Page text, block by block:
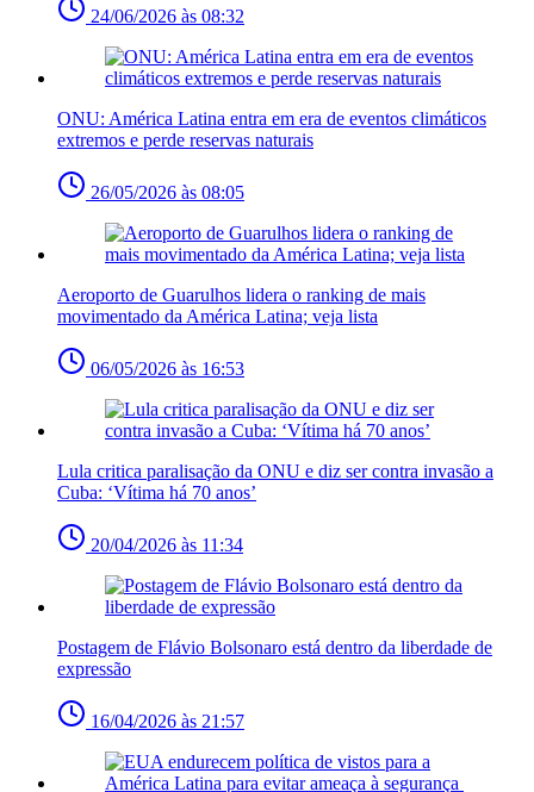
24/06/2026 às 08:32
ONU: América Latina entra em era de eventos climáticos
extremos e perde reservas naturais
26/05/2026 às 08:05
Aeroporto de Guarulhos lidera o ranking de mais
movimentado da América Latina; veja lista
06/05/2026 às 16:53
Lula critica paralisação da ONU e diz ser contra invasão a
Cuba: ‘Vítima há 70 anos’
20/04/2026 às 11:34
Postagem de Flávio Bolsonaro está dentro da liberdade de
expressão
16/04/2026 às 21:57